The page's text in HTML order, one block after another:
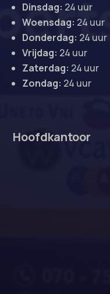
Dinsdag: 24 uur
Woensdag: 24 uur
Donderdag: 24 uur
Vrijdag: 24 uur
Zaterdag: 24 uur
Zondag: 24 uur
Hoofdkantoor